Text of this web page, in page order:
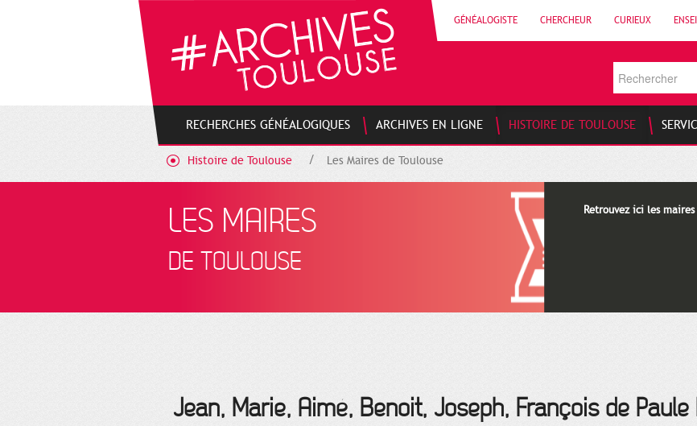
GÉNÉALOGISTE CHERCHEUR CURIEUX
RECHERCHES GÉNÉALOGIQUES ARCHIVES EN LIGNE HISTOIRE DE TOULOUSE
Histoire de Toulouse Les Maires de Toulouse
LES MAIRES
DE TOULOUSE
Retrouvez ici les
Jean, Marie, Aimé, Benoit, Joseph, François de Paule